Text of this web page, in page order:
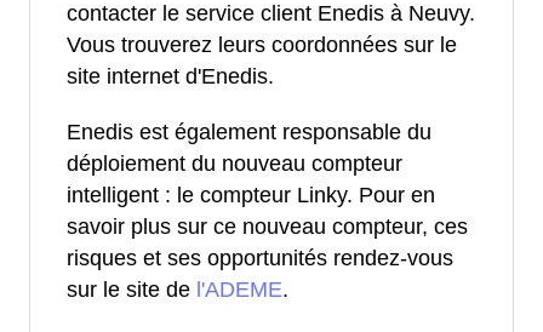
contacter le service client Enedis à Neuvy.
Vous trouverez leurs coordonnées sur le
site internet d'Enedis.
Enedis est également responsable du
déploiement du nouveau compteur
intelligent : le compteur Linky. Pour en
savoir plus sur ce nouveau compteur, ces
risques et ses opportunités rendez-vous
sur le site de l'ADEME.